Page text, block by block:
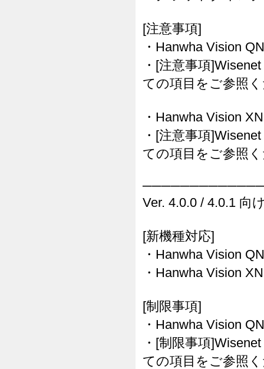
[注意事項]
・Hanwha Vision
・[注意事項
ての項目をご参照
・Hanwha Vision
・[注意事項
ての項目をご参照
Ver. 4.0.0 / 4.0.1 向
[新機種対応]
・Hanwha Vision
・Hanwha Vision
[制限事項]
・Hanwha Vision
・[制限事項
ての項目をご参照